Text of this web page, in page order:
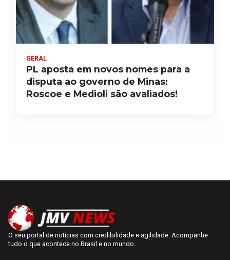
GERAL
PL aposta em novos nomes para a
disputa ao governo de Minas:
Roscoe e Medioli são avaliados!
O seu portal de notícias com credibilidade e agilidade. Acompanhe
tudo o que acontece no Brasil e no mundo.